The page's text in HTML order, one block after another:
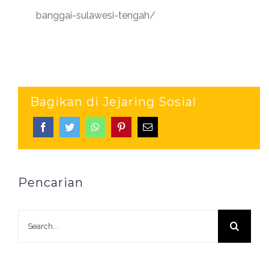
banggai-sulawesi-tengah/
Bagikan di Jejaring Sosial
Pencarian